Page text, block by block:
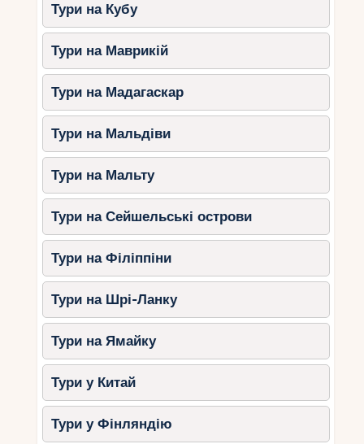
Тури на Кубу
Тури на Маврикій
Тури на Мадагаскар
Тури на Мальдіви
Тури на Мальту
Тури на Сейшельські острови
Тури на Філіппіни
Тури на Шрі-Ланку
Тури на Ямайку
Тури у Китай
Тури у Фінляндію